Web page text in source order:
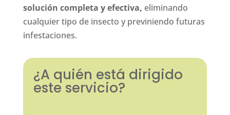
solución completa y efectiva, eliminando
cualquier tipo de insecto y previniendo futuras
infestaciones.
¿A quién está dirigido
este servicio?